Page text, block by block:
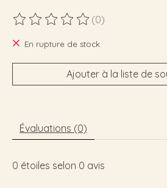
Ce produit est évalué à
(0)
En rupture de stock
Ajouter à la liste de
Évaluations (0)
0 étoiles selon 0 avis